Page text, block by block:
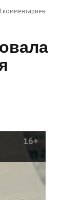
комментариев
16+